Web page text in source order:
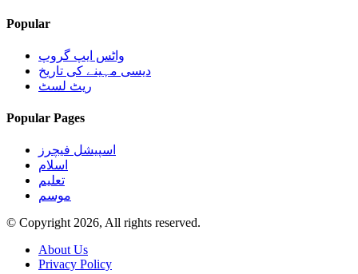
Popular
واٹس ایپ گروپ
دیسی مہینے کی تاریخ
ریٹ لسٹ
Popular Pages
اسپیشل فیچرز
اسلام
تعلیم
موسم
© Copyright 2026, All rights reserved.
About Us
Privacy Policy